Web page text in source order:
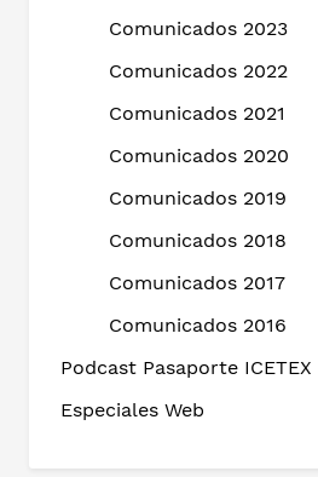
Comunicados 2023
Comunicados 2022
Comunicados 2021
Comunicados 2020
Comunicados 2019
Comunicados 2018
Comunicados 2017
Comunicados 2016
Podcast Pasaporte ICETEX
Especiales Web